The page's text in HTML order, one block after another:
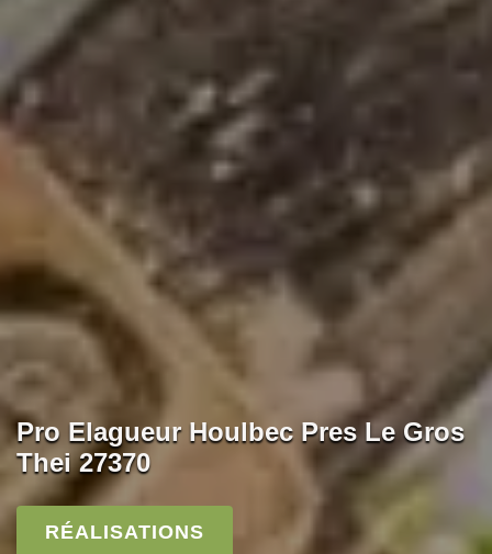
Pro Elagueur Houlbec Pres Le Gros
Thei 27370
RÉALISATIONS